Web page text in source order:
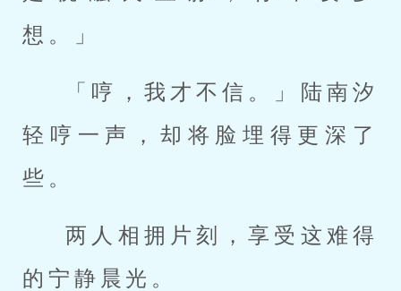
想。」
「哼，我才不信。」陆南汐
轻哼一声，却将脸埋得更深了
些。
两人相拥片刻，享受这难得
的宁静晨光。